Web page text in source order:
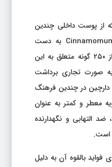
از پوست داخلی چندین
گونه درخت از جنس Cinnamomum به دست
می آید. با وجود بیش از ۲۵۰ گونه متعلق به این
صورت تجاری برداشت
در چندین فرهنگ
معطر و کمتر به عنوان
التهابی و نگهدارنده
است.
فواید بالقوه آن به دلیل